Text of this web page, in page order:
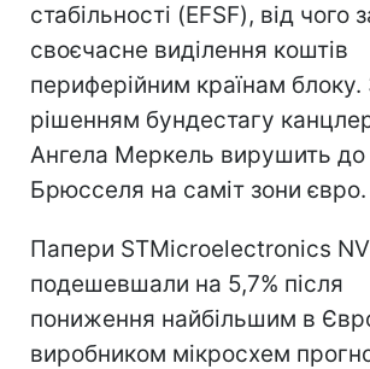
стабільності (EFSF), від чого
своєчасне виділення коштів
периферійним країнам блоку.
рішенням бундестагу
Ангела Меркель вирушить до
Брюсселя на саміт зони євро.
Папери STMicroelectronics NV
подешевшали на 5,7% після
пониження найбільшим в
виробником мікросхем